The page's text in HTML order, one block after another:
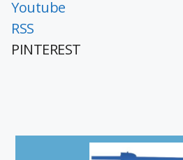
Youtube
RSS
PINTEREST